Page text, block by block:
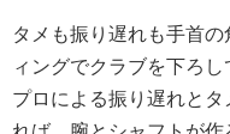
タメも振り遅れも手首
ィングでクラブを下ろ
プロによる振り遅れと